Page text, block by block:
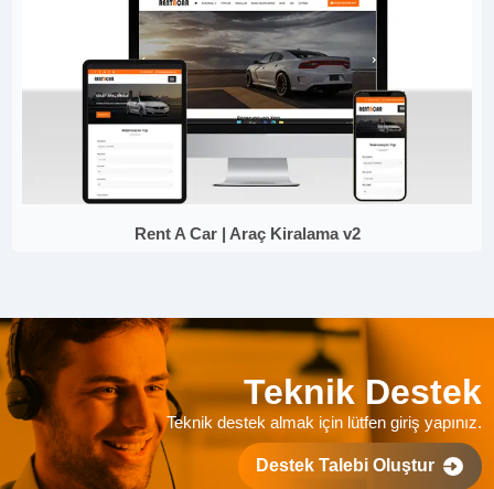
Rent A Car | Araç Kiralama v2
Teknik Destek
Teknik destek almak için lütfen giriş yapınız.
Destek Talebi Oluştur